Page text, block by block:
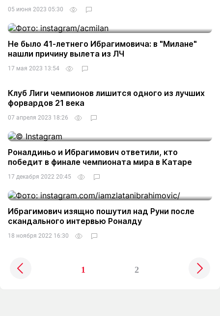
05 июня 2023 05:30
Не было 41-летнего Ибрагимовича: в "Милане"
нашли причину вылета из ЛЧ
17 мая 2023 13:54
Клуб Лиги чемпионов лишится одного из лучших
форвардов 21 века
07 апреля 2023 18:26
Роналдиньо и Ибрагимович ответили, кто
победит в финале чемпионата мира в Катаре
17 декабря 2022 20:45
Ибрагимович изящно пошутил над Руни после
скандального интервью Роналду
18 ноября 2022 16:30
1 2